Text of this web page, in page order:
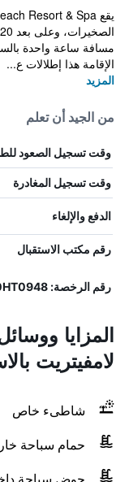
مسافة ساعة واحدة
الإقامة هذا إطلالات ع...
المزيد
من الجيد أن تعلم
وقت تسجيل الصعود
وقت تسجيل المغادرة
الدفع والإلغاء
رقم مكتب الاستقبال
رقم الرخصة: 12000HT0948
المزايا
لامفيتريت
شاطىء خاص
حمام سباحة